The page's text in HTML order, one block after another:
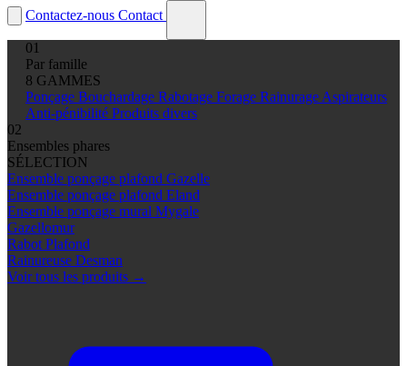
Contactez-nous Contact
01
Par famille
8 GAMMES
Ponçage Bouchardage Rabotage Forage Rainurage Aspirateurs
Anti-pénibilité Produits divers
02
Ensembles phares
SÉLECTION
Ensemble ponçage plafond Gazelle
Ensemble ponçage plafond Eland
Ensemble ponçage mural Mygale
Gazellomur
Rabot Plafond
Rainureuse Desman
Voir tous les produits →